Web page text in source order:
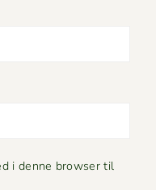
i denne browser til